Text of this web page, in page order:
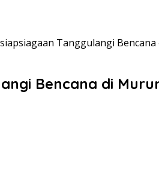
Tanggulangi Bencana
Bencana di